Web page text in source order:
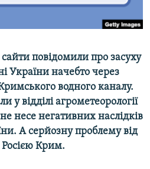
сайти повідомили про засуху
України начебто через
водного каналу.
у відділі агрометеорології
несе негативних наслідків
А серйозну проблему від
Крим.